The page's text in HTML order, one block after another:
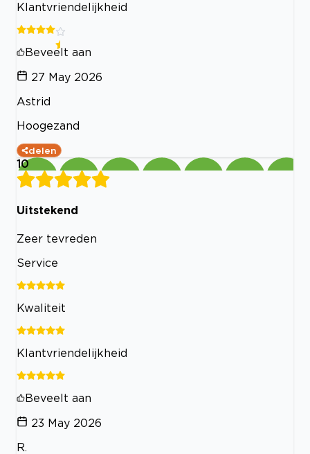
Klantvriendelijkheid
Beveelt aan
27 May 2026
Astrid
Hoogezand
delen
10
Uitstekend
Zeer tevreden
Service
Kwaliteit
Klantvriendelijkheid
Beveelt aan
23 May 2026
R.